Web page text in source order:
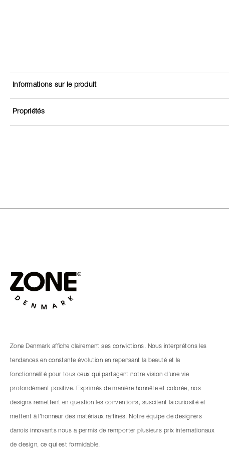
Propriétés
Informations sur le produit
Zone Denmark affiche clairement ses convictions. Nous interprétons les
tendances en constante évolution en repensant la beauté et la
fonctionnalité pour tous ceux qui partagent notre vision d'une vie
profondément positive. Exprimés de manière honnête et colorée, nos
designs remettent en question les conventions, suscitent la curiosité et
mettent à l'honneur des matériaux raffinés. Notre équipe de designers
danois innovants nous a permis de remporter plusieurs prix internationaux
de design, ce qui est formidable.